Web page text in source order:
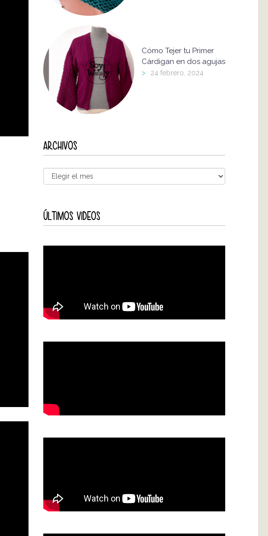
Cómo Tejer tu Primer
Cárdigan en dos agujas
> 24 febrero, 2024
ARCHIVOS
ÚLTIMOS VIDEOS